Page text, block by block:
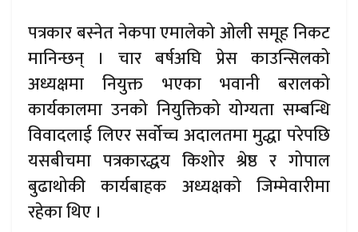
पत्रकार बस्नेत नेकपा एमालेको ओली समूह निकट
मानिन्छन् । चार बर्षअघि प्रेस काउन्सिलको
अध्यक्षमा नियुक्त भएका भवानी बरालको
कार्यकालमा उनको नियुक्तिको योग्यता सम्बन्धि
विवादलाई लिएर सर्वोच्च अदालतमा मुद्धा परेपछि
यसबीचमा पत्रकारद्धय किशोर श्रेष्ठ र गोपाल
बुढाथोकी कार्यबाहक अध्यक्षको जिम्मेवारीमा
रहेका थिए ।